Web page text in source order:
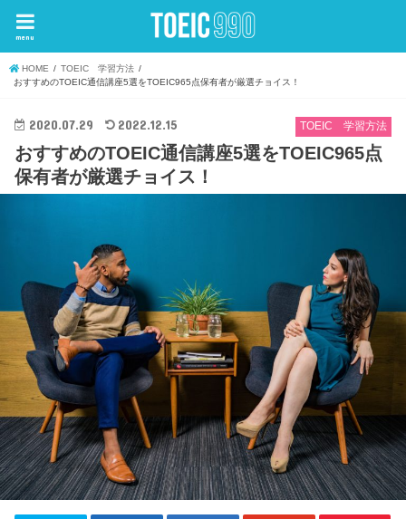
menu
HOME
TOEIC 学習方法
おすすめのTOEIC通信講座5選をTOEIC965点保有者が厳選チョイス！
TOEIC 学習方法
2020.07.29 2022.12.15
おすすめのTOEIC通信講座5選をTOEIC965点
保有者が厳選チョイス！